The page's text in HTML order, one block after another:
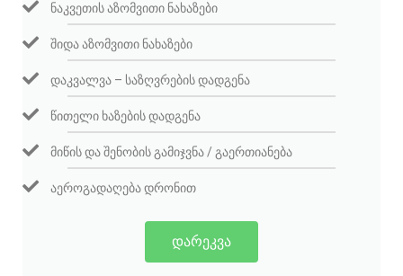
ᲜᲐᲙᲕᲔᲗᲘᲡ ᲐᲖᲝᲛᲕᲘᲗᲘ ᲜᲐᲮᲐᲖᲔᲑᲘ
ᲨᲘᲓᲐ ᲐᲖᲝᲛᲕᲘᲗᲘ ᲜᲐᲮᲐᲖᲔᲑᲘ
ᲓᲐᲙᲕᲐᲚᲕᲐ – ᲡᲐᲖᲦᲕᲠᲔᲑᲘᲡ ᲓᲐᲓᲒᲔᲜᲐ
ᲬᲘᲗᲔᲚᲘ ᲮᲐᲖᲔᲑᲘᲡ ᲓᲐᲓᲒᲔᲜᲐ
ᲛᲘᲬᲘᲡ ᲓᲐ ᲨᲔᲜᲝᲑᲘᲡ ᲒᲐᲛᲘᲯᲕᲜᲐ / ᲒᲐᲔᲠᲗᲘᲐᲜᲔᲑᲐ
ᲐᲔᲠᲝᲒᲐᲓᲐᲦᲔᲑᲐ ᲓᲠᲝᲜᲘᲗ
ᲓᲐᲠᲔᲙᲕᲐ